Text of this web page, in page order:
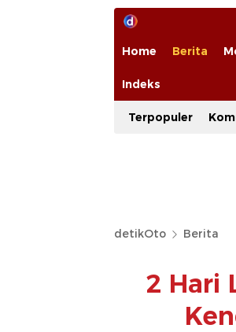
Home Berita
Indeks
Terpopuler
detikOto Berita
2 Hari